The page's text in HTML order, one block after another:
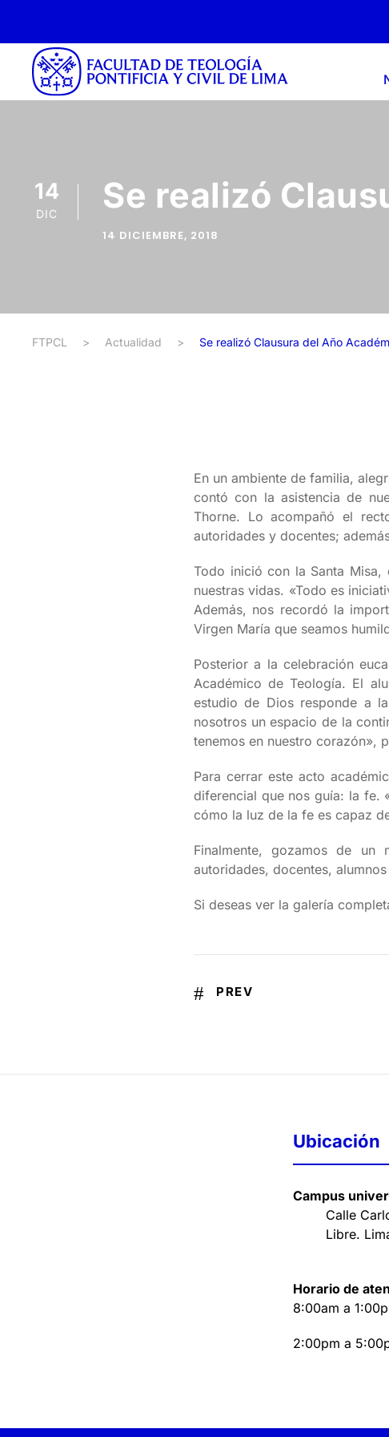
14
DIC Se realizó
14 DICIEMBRE, 2018
FTPCL > Actualidad > Se realizó Clausura del Año
En un ambiente de familia,
contó con la asistencia de
Thorne. Lo acompañó el
autoridades y docentes;
Todo inició con la Santa
nuestras vidas. «Todo es
Además, nos recordó la
Virgen María que seamos
Posterior a la celebración
Académico de Teología. El
estudio de Dios responde a
nosotros un espacio de la
tenemos en nuestro corazón»,
Para cerrar este acto
diferencial que nos guía: la fe.
cómo la luz de la fe es capaz
Finalmente, gozamos de
autoridades, docentes,
Si deseas ver la galería
PREV
Ubicación
Campus
Calle
Libre.
Horario de
8:00am a
2:00pm a